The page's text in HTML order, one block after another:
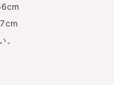
。